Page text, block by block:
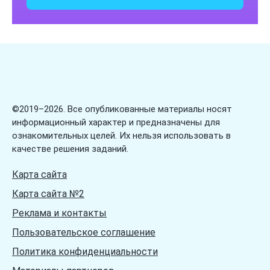
©2019–2026. Все опубликованные материалы носят
информационный характер и предназначены для
ознакомительных целей. Их нельзя использовать в
качестве решения заданий.
Карта сайта
Карта сайта №2
Реклама и контакты
Пользовательское соглашение
Политика конфиденциальности